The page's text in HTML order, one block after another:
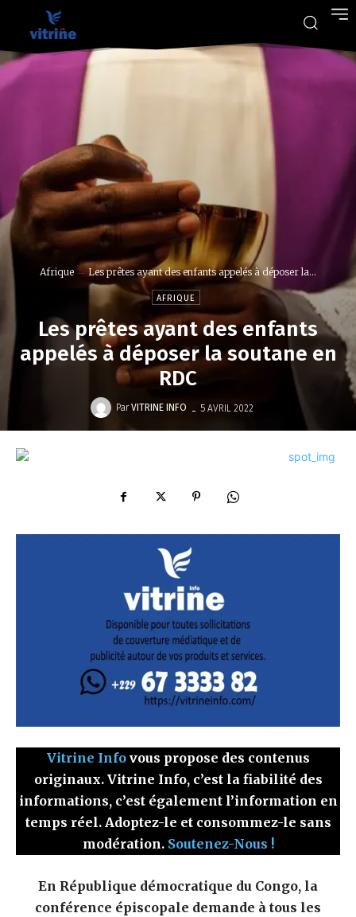
Afrique Les prêtes ayant des enfants appelés à déposer la...
AFRIQUE
Les prêtes ayant des enfants
appelés à déposer la soutane en
RDC
Par VITRINE INFO - 5 AVRIL 2022
Vitrine Infovous propose des contenus
originaux. Vitrine Info, c’est la fiabilité des
informations, c’est également l’information en
temps réel. Adoptez-le et consommez-le sans
modération. Soutenez-Nous !
En République démocratique du Congo, la
conférence épiscopale demande à tous les